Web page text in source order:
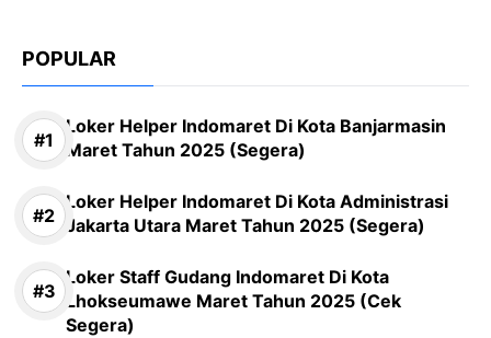
POPULAR
Loker Helper Indomaret Di Kota Banjarmasin
Maret Tahun 2025 (Segera)
Loker Helper Indomaret Di Kota Administrasi
Jakarta Utara Maret Tahun 2025 (Segera)
Loker Staff Gudang Indomaret Di Kota
Lhokseumawe Maret Tahun 2025 (Cek
Segera)